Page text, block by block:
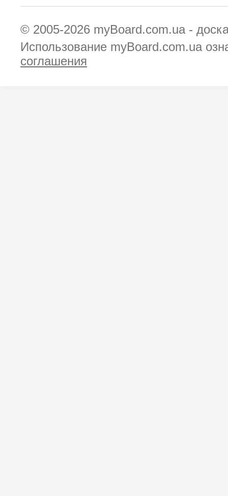
© 2005-2026 myBoard.com.ua -
Использование myBoard.com.ua
соглашения